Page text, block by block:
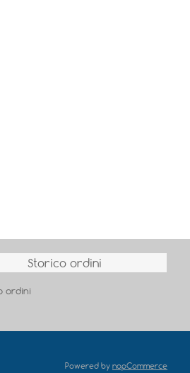
Storico ordini
ordini
Powered by nopCommerce